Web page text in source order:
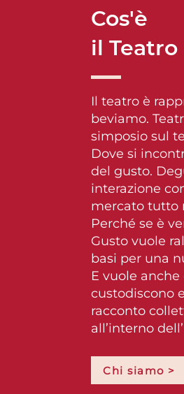
Cos'è
il Teatro
Il teatro è
beviamo.
simposio sul
Dove si
del gusto.
interazione
mercato tutto
Perché se è
Gusto vuole
basi per una
E vuole
custodiscono
racconto
all’interno
Chi siamo >